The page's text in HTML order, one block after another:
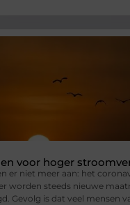
voor hoger
er niet meer aan: het
worden steeds nieuwe
Gevolg is dat veel mensen